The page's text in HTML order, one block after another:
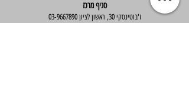
סניף מרכז
ז'בוטינסקי 30, ראשון לציון 03-9667890